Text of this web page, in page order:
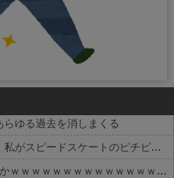
る夫の現実
らゆる過去を消しまくる
【画像】アナウンサー「え、私がスピードスケートのピチピチユニフォーム着るんですか…？ﾑﾁｨ！！」←これはお前らに刺さるやろw w w w w w w w
グラボ、国内価格4割値上げかｗｗｗｗｗｗｗｗｗｗｗｗｗｗｗｗ